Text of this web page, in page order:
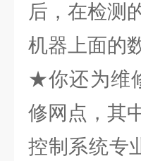
后，在检测
机器上面的
★你还为维
修网点，其
控制系统专